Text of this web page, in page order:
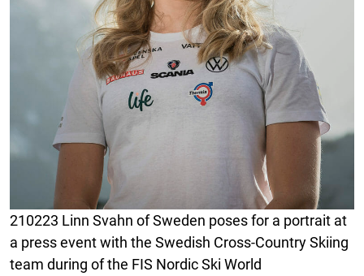
210223 Linn Svahn of Sweden poses for a portrait at
a press event with the Swedish Cross-Country Skiing
team during of the FIS Nordic Ski World